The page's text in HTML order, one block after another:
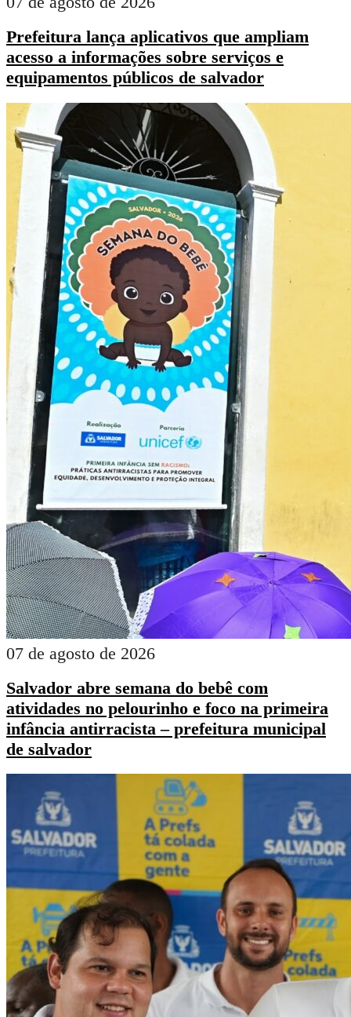
Prefeitura lança aplicativos que ampliam
acesso a informações sobre serviços e
equipamentos públicos de salvador
07 de agosto de 2026
Salvador abre semana do bebê com
atividades no pelourinho e foco na primeira
infância antirracista – prefeitura municipal
de salvador